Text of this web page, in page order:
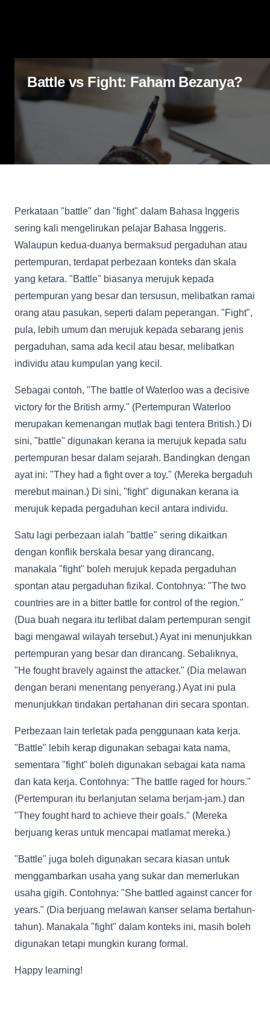
Battle vs Fight: Faham Bezanya?
Perkataan "battle" dan "fight" dalam Bahasa Inggeris
sering kali mengelirukan pelajar Bahasa Inggeris.
Walaupun kedua-duanya bermaksud pergaduhan atau
pertempuran, terdapat perbezaan konteks dan skala
yang ketara. "Battle" biasanya merujuk kepada
pertempuran yang besar dan tersusun, melibatkan ramai
orang atau pasukan, seperti dalam peperangan. "Fight",
pula, lebih umum dan merujuk kepada sebarang jenis
pergaduhan, sama ada kecil atau besar, melibatkan
individu atau kumpulan yang kecil.
Sebagai contoh, "The battle of Waterloo was a decisive
victory for the British army." (Pertempuran Waterloo
merupakan kemenangan mutlak bagi tentera British.) Di
sini, "battle" digunakan kerana ia merujuk kepada satu
pertempuran besar dalam sejarah. Bandingkan dengan
ayat ini: "They had a fight over a toy." (Mereka bergaduh
merebut mainan.) Di sini, "fight" digunakan kerana ia
merujuk kepada pergaduhan kecil antara individu.
Satu lagi perbezaan ialah "battle" sering dikaitkan
dengan konflik berskala besar yang dirancang,
manakala "fight" boleh merujuk kepada pergaduhan
spontan atau pergaduhan fizikal. Contohnya: "The two
countries are in a bitter battle for control of the region."
(Dua buah negara itu terlibat dalam pertempuran sengit
bagi mengawal wilayah tersebut.) Ayat ini menunjukkan
pertempuran yang besar dan dirancang. Sebaliknya,
"He fought bravely against the attacker." (Dia melawan
dengan berani menentang penyerang.) Ayat ini pula
menunjukkan tindakan pertahanan diri secara spontan.
Perbezaan lain terletak pada penggunaan kata kerja.
"Battle" lebih kerap digunakan sebagai kata nama,
sementara "fight" boleh digunakan sebagai kata nama
dan kata kerja. Contohnya: "The battle raged for hours."
(Pertempuran itu berlanjutan selama berjam-jam.) dan
"They fought hard to achieve their goals." (Mereka
berjuang keras untuk mencapai matlamat mereka.)
"Battle" juga boleh digunakan secara kiasan untuk
menggambarkan usaha yang sukar dan memerlukan
usaha gigih. Contohnya: "She battled against cancer for
years." (Dia berjuang melawan kanser selama bertahun-
tahun). Manakala "fight" dalam konteks ini, masih boleh
digunakan tetapi mungkin kurang formal.
Happy learning!